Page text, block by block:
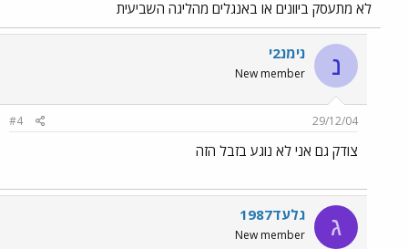
לא מתעסק ביוונים או באנגלים מהליגה השביעית
נ נימנ2י
New member
29/12/04
#4
צודק גם אני לא נוגע בזבל הזה
ג גלעד1987
New member